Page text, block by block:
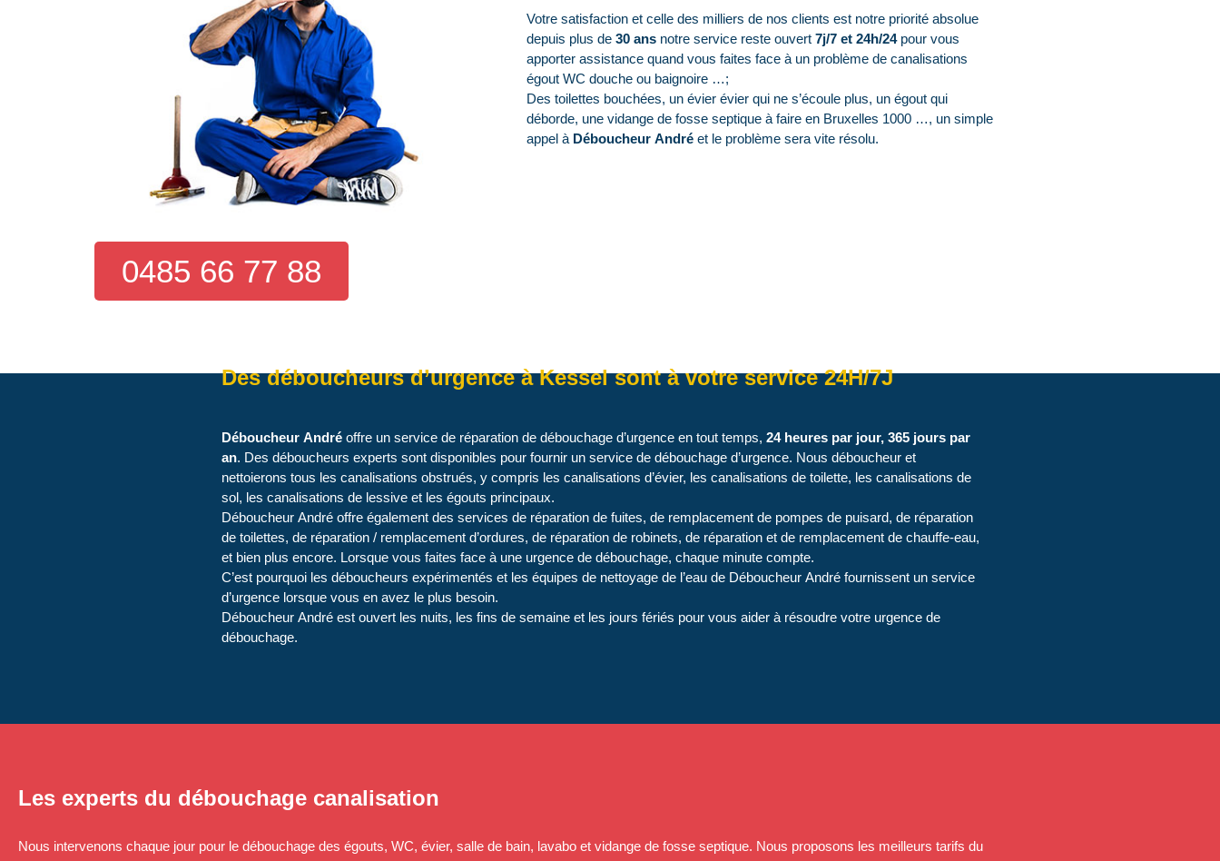
Votre satisfaction et celle des milliers de nos clients est notre priorité absolue
depuis plus de 30 ans notre service reste ouvert 7j/7 et 24h/24pour vous
apporter assistance quand vous faites face à un problème de canalisations
égout WC douche ou baignoire …;
Des toilettes bouchées, un évier évier qui ne s’écoule plus, un égout qui
déborde, une vidange de fosse septique à faire en Bruxelles 1000 …, un simple
appel à Déboucheur André et le problème sera vite résolu.
0485 66 77 88
Des déboucheurs d’urgence à Kessel sont à votre service 24H/7J
Déboucheur Andréoffre un service de réparation de débouchage d’urgence en tout temps, 24 heures par jour, 365 jours par
an. Des déboucheurs experts sont disponibles pour fournir un service de débouchage d’urgence. Nous déboucheur et
nettoierons tous les canalisations obstrués, y compris les canalisations d’évier, les canalisations de toilette, les canalisations de
sol, les canalisations de lessive et les égouts principaux.
Déboucheur André offre également des services de réparation de fuites, de remplacement de pompes de puisard, de réparation
de toilettes, de réparation / remplacement d’ordures, de réparation de robinets, de réparation et de remplacement de chauffe-eau,
et bien plus encore. Lorsque vous faites face à une urgence de débouchage, chaque minute compte.
C’est pourquoi les déboucheurs expérimentés et les équipes de nettoyage de l’eau de Déboucheur André fournissent un service
d’urgence lorsque vous en avez le plus besoin.
Déboucheur André est ouvert les nuits, les fins de semaine et les jours fériés pour vous aider à résoudre votre urgence de
débouchage.
Les experts du débouchage canalisation
Nous intervenons chaque jour pour le débouchage des égouts, WC, évier, salle de bain, lavabo et vidange de fosse septique. Nous proposons les meilleurs tarifs du